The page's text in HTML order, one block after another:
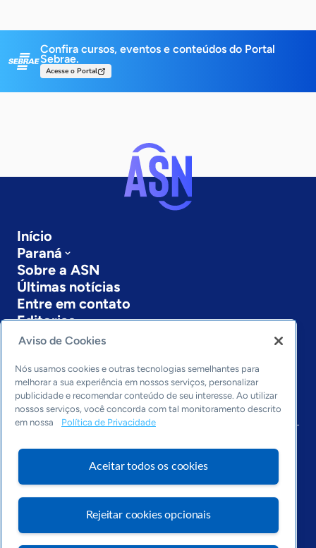
Confira cursos, eventos e conteúdos do Portal
Sebrae.
Acesse o Portal
Início
Paraná
Sobre a ASN
Últimas notícias
Entre em contato
Editorias
Economia & Política
Inovação & Tecnologia
Cultura empreendedora
Dados
Arquivo
Aviso de Cookies
Nós usamos cookies e outras tecnologias semelhantes para
melhorar a sua experiência em nossos serviços, personalizar
publicidade e recomendar conteúdo de seu interesse. Ao utilizar
nossos serviços, você concorda com tal monitoramento descrito
em nossa
Política de Privacidade
Aceitar todos os cookies
Rejeitar cookies opcionais